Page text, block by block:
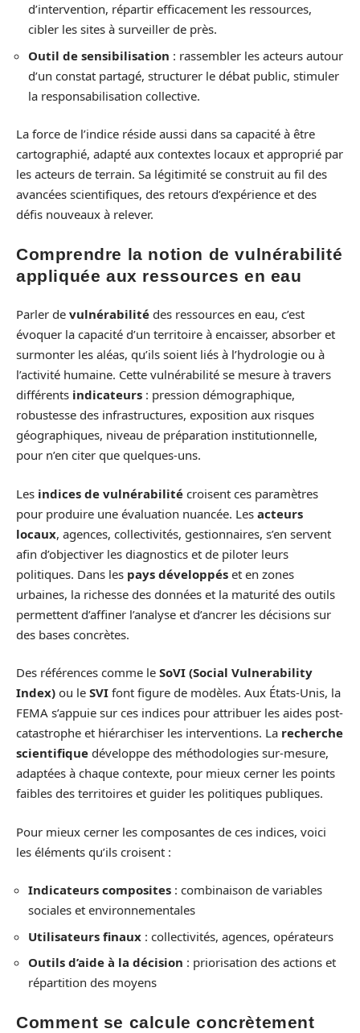
d’intervention, répartir efficacement les ressources,
cibler les sites à surveiller de près.
Outil de sensibilisation : rassembler les acteurs autour
d’un constat partagé, structurer le débat public, stimuler
la responsabilisation collective.
La force de l’indice réside aussi dans sa capacité à être
cartographié, adapté aux contextes locaux et approprié par
les acteurs de terrain. Sa légitimité se construit au fil des
avancées scientifiques, des retours d’expérience et des
défis nouveaux à relever.
Comprendre la notion de vulnérabilité
appliquée aux ressources en eau
Parler de vulnérabilité des ressources en eau, c’est
évoquer la capacité d’un territoire à encaisser, absorber et
surmonter les aléas, qu’ils soient liés à l’hydrologie ou à
l’activité humaine. Cette vulnérabilité se mesure à travers
différents indicateurs : pression démographique,
robustesse des infrastructures, exposition aux risques
géographiques, niveau de préparation institutionnelle,
pour n’en citer que quelques-uns.
Les indices de vulnérabilité croisent ces paramètres
pour produire une évaluation nuancée. Les acteurs
locaux, agences, collectivités, gestionnaires, s’en servent
afin d’objectiver les diagnostics et de piloter leurs
politiques. Dans les pays développés et en zones
urbaines, la richesse des données et la maturité des outils
permettent d’affiner l’analyse et d’ancrer les décisions sur
des bases concrètes.
Des références comme le SoVI (Social Vulnerability
Index) ou le SVI font figure de modèles. Aux États-Unis, la
FEMA s’appuie sur ces indices pour attribuer les aides post-
catastrophe et hiérarchiser les interventions. La recherche
scientifique développe des méthodologies sur-mesure,
adaptées à chaque contexte, pour mieux cerner les points
faibles des territoires et guider les politiques publiques.
Pour mieux cerner les composantes de ces indices, voici
les éléments qu’ils croisent :
Indicateurs composites : combinaison de variables
sociales et environnementales
Utilisateurs finaux : collectivités, agences, opérateurs
Outils d’aide à la décision : priorisation des actions et
répartition des moyens
Comment se calcule concrètement